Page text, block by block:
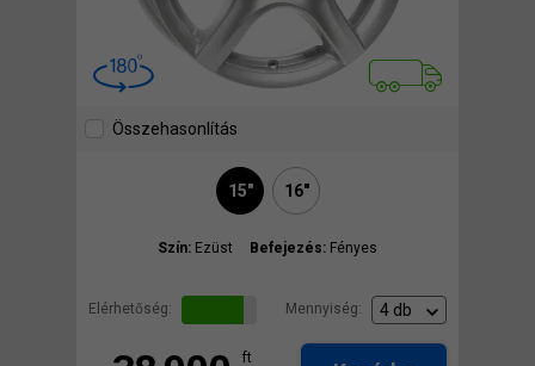
Összehasonlítás
15" 16"
Szín: Ezüst Befejezés: Fényes
Elérhetőség: Mennyiség:
ft